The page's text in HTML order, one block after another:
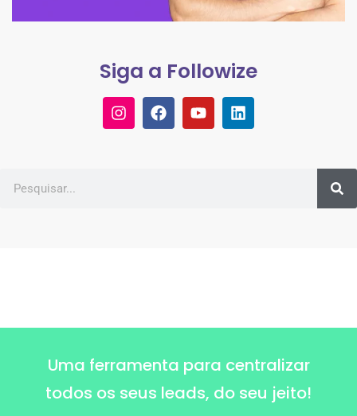
Siga a Followize
Uma ferramenta para centralizar
todos os seus leads, do seu jeito!